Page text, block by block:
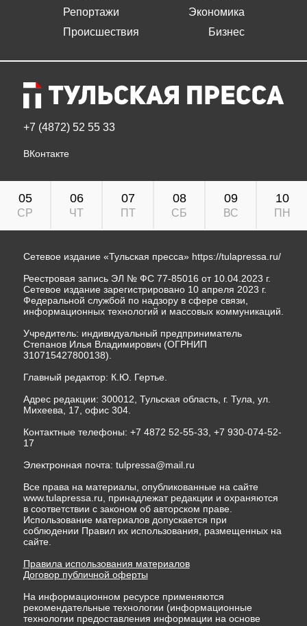
Репортажи
Происшествия
Экономика
Бизнес
+7 (4872) 52 55 33
ВКонтакте
05
СР
06
ЧТ
07
ПТ
08
СБ
09
ВС
10
ПН
Сетевое издание «Тульская пресса» https://tulapressa.ru/
Реестровая запись ЭЛ № ФС 77-85016 от 10.04.2023 г.
Сетевое издание зарегистрировано 10 апреля 2023 г.
Федеральной службой по надзору в сфере связи,
информационных технологий и массовых коммуникаций.
Учредитель: индивидуальный предприниматель
Степанов Илья Владимирович (ОГРНИП
310715427800138).
Главный редактор: К.Ю. Гертье.
Адрес редакции: 300012, Тульская область, г. Тула, ул.
Михеева, 17, офис 304.
Контактные телефоны: +7 4872 52-55-33, +7 930-074-52-
17
Электронная почта: tulpressa@mail.ru
Все права на материалы, опубликованные на сайте
www.tulapressa.ru, принадлежат редакции и охраняются
в соответствии с законом об авторском праве.
Использование материалов допускается при
соблюдении Правил их использования, размещенных на
сайте.
Правила использования материалов
Договор публичной оферты
На информационном ресурсе применяются
рекомендательные технологии (информационные
технологии предоставления информации на основе